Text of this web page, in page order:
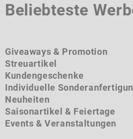
Beliebteste
Giveaways & Promotion
Streuartikel
Kundengeschenke
Individuelle
Neuheiten
Saisonartikel & Feiertage
Events & Veranstaltungen